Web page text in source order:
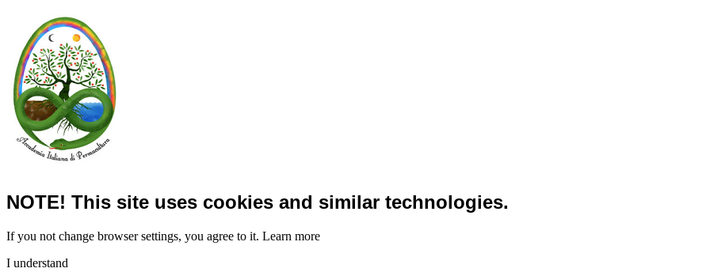
NOTE! This site uses cookies and similar technologies.
If you not change browser settings, you agree to it. Learn more
I understand